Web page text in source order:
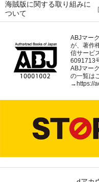
海賊版に関する取り組みに
ついて
ABJマー
が、著作
信サービ
6091713
ABJマー
の一覧は
→https://